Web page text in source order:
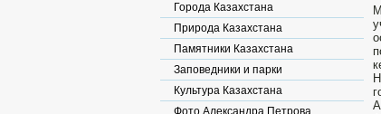
Города Казахстана
Природа Казахстана
Памятники Казахстана
Заповедники и парки
Культура Казахстана
Фото Александра Петрова